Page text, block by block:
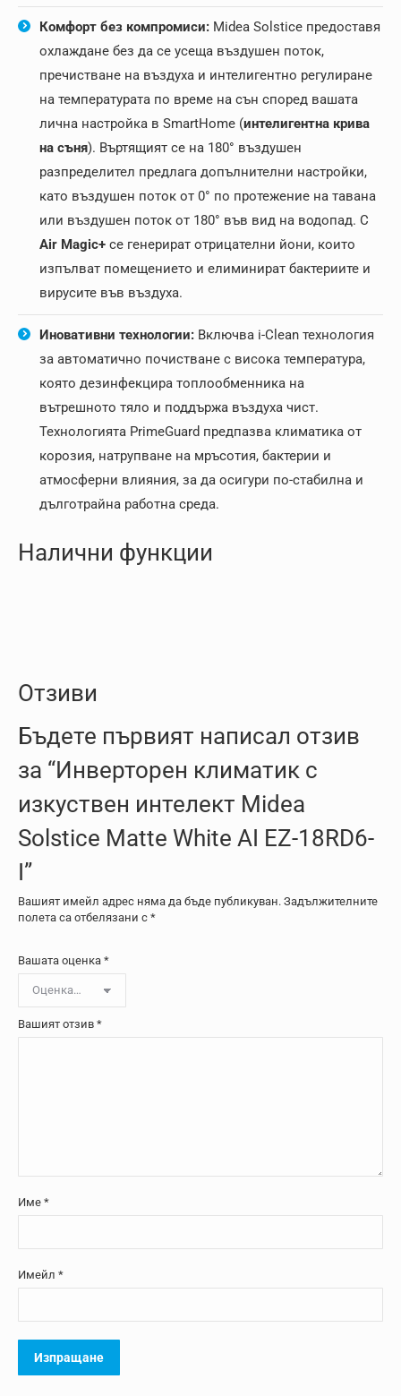
Комфорт без компромиси: Міdеа Solstice предоставя
охлаждане без да се усеща въздушен поток,
пречистване на въздуха и интелигентно регулиране
на температурата по време на сън cпopeд вaшaтa
личнa нacтpoйĸa в ЅmаrtНоmе (интелигентна крива
на съня). Въртящият се на 180° въздушен
разпределител предлага допълнителни настройки,
като въздушен поток от 0° по протежение на тавана
или въздушен поток от 180° във вид на водопад. С
Air Magic+ се генерират отрицателни йони, които
изпълват помещението и елиминират бактериите и
вирусите във въздуха.
Иновативни технологии: Включва i-Clean технология
за автоматично почистване с висока температура,
която дезинфекцира топлообменника на
вътрешното тяло и поддържа въздуха чист.
Технологията PrimeGuard предпазва климатика от
корозия, натрупване на мръсотия, бактерии и
атмосферни влияния, за да осигури по-стабилна и
дълготрайна работна среда.
Налични функции
Отзиви
Бъдете първият написал отзив
за “Инверторен климатик с
изкуствен интелект Midea
Solstice Matte White AI EZ-18RD6-
I”
Вашият имейл адрес няма да бъде публикуван. Задължителните
полета са отбелязани с *
Вашата оценка *
Вашият отзив *
Име *
Имейл *